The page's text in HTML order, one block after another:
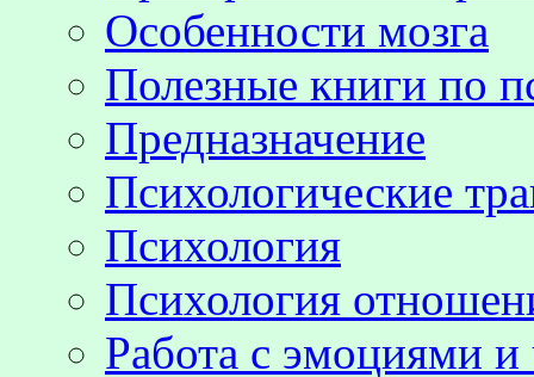
Особенности мозга
Полезные книги по
Предназначение
Психологические
Психология
Психология
Работа с эмоциями и